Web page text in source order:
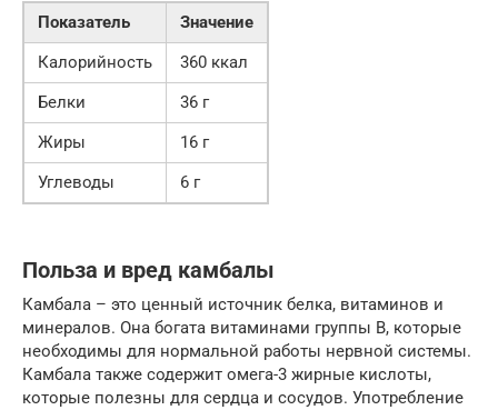
Показатель
Значение
Калорийность
360 ккал
Белки
36 г
Жиры
16 г
Углеводы
6 г
Польза и вред камбалы
Камбала – это ценный источник белка, витаминов и
минералов. Она богата витаминами группы B, которые
необходимы для нормальной работы нервной системы.
Камбала также содержит омега-3 жирные кислоты,
которые полезны для сердца и сосудов. Употребление